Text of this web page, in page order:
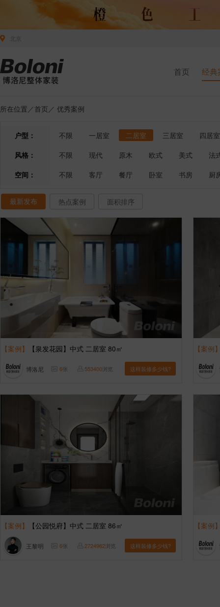
首页 经典
所在位置／首页 ／ 优秀案例
户型： 不限 一居室 二居室 三居室
四居室
风格：
不限 现代 原木 欧式 美式
法
空间：
不限 客厅 餐厅 卧室 书房 厨
最新发布 热点案例 面积排序
【案例】 【泉发花园】中式 二居室 80㎡
博洛尼 6张 553400浏览 这样装修多少钱?
【案例
【案例】 【公园悦府】中式 二居室 86㎡
王黎明 6张 2724962浏览 这样装修多少钱?
【案例